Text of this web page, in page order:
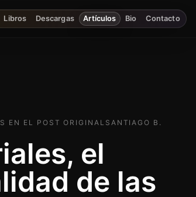
Libros Descargas Artículos Bio Contacto
S EN EL POST ORIGINAL SANTIAGO B.
el
de las